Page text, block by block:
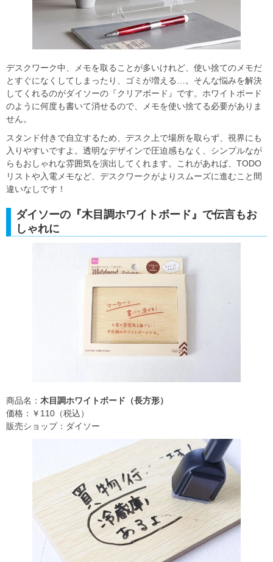
デスクワーク中、メモを取ることが多いけれど、使い捨てのメモだ
とすぐになくしてしまったり、ゴミが増える…。そんな悩みを解決
してくれるのがダイソーの『クリアボード』です。ホワイトボード
のように何度も書いて消せるので、メモを使い捨てる必要がありま
せん。
スタンド付きで自立するため、デスク上で場所を取らず、視界にも
入りやすいですよ。透明なデザインで圧迫感もなく、シンプルなが
らもおしゃれな雰囲気を演出してくれます。これがあれば、TODO
リストや入電メモなど、デスクワークがよりスムーズに進むこと間
違いなしです！
ダイソーの『木目調ホワイトボード』で伝言もお
しゃれに
商品名： 木目調ホワイトボード（長方形）
価格：￥110（税込）
販売ショップ：ダイソー